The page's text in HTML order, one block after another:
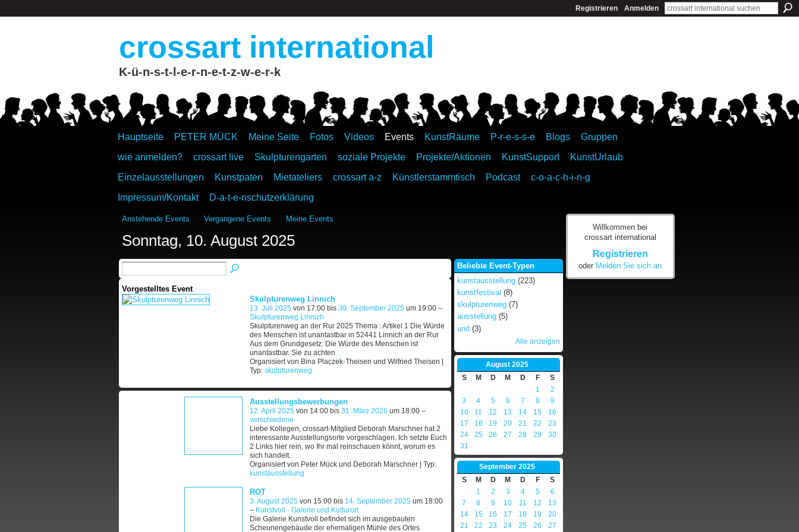
Registrieren Anmelden
crossart international
K-ü-n-s-t-l-e-r-n-e-t-z-w-e-r-k
Hauptseite PETER MÜCK Meine Seite Fotos Videos Events KunstRäume P-r-e-s-s-e Blogs
Gruppen
wie anmelden?
crossart live Skulpturengarten soziale Projekte Projekte/Aktionen KunstSupport
KunstUrlaub
Einzelausstellungen
Kunstpaten Mietateliers crossart a-z Künstlerstammtisch Podcast
c-o-a-c-h-i-n-g
Impressum/Kontakt
D-a-t-e-nschutzerklärung
Anstehende Events Vergangene Events Meine Events
Sonntag, 10. August 2025
Vorgestelltes Event
Skulpturenweg Linnich
13. Juli 2025von 17:00 bis 30. September 2025um 19:00 –
Skulpturenweg Linnich
Skulpturenweg an der Rur 2025 Thema : Artikel 1 Die Würde
des Menschen ist unantastbar in 52441 Linnich an der Rur
Aus dem Grundgesetz: Die Würde des Menschen ist
unantastbar. Sie zu achten…
Organisiert von Bina Placzek-Theisen und Wilfried Theisen |
Typ: skulpturenweg
Ausstellungsbewerbungen
12. April 2025von 14:00 bis 31. März 2026 um 18:00 –
verschiedene
Liebe Kollegen, crossart-Mitglied Deborah Marschner hat 2
interessante Ausstellungsorte vorgeschlagen. Ich setzte Euch
2 Links hier rein, wo Ihr mal reinschauen könnt, worum es
sich handelt.
Organisiert von Peter Mück und Deborah Marschner | Typ:
kunstausstellung
ROT
3. August 2025von 15:00 bis 14. September 2025um 18:00
– Kunstvoll - Galerie und Kulturort
Die Galerie Kunstvoll befindet sich im ausgebauten
Scheunengebäude der ehemaligen Mühle des Ortes
Beliebte Event-Typen
kunstausstellung(223)
kunstfestival (8)
skulpturenweg(7)
ausstellung(5)
und(3)
Alle anzeigen
August 2025
S
M D M D F
S
1
2
3
4 5 6 7 8
9
10
11 12 13 14 15
16
17
18 19 20 21 22
23
24
25 26 27 28 29
30
31
September 2025
S
M D M D F
S
1
2 3 4 5
6
7
8 9 10 11 12
13
14
15 16 17 18 19
20
21
22 23 24 25 26 27
Willkommen bei
crossart international
Registrieren
oder Melden Sie sich an